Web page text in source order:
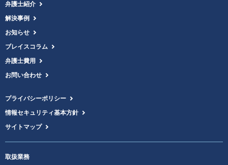
弁護士紹介
解決事例
お知らせ
ブレイスコラム
弁護士費用
お問い合わせ
プライバシーポリシー
情報セキュリティ基本方針
サイトマップ
取扱業務